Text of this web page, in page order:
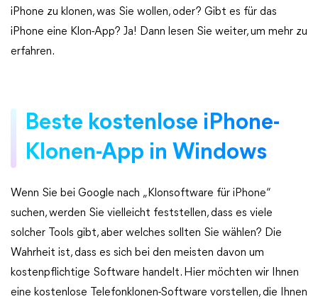
iPhone zu klonen, was Sie wollen, oder? Gibt es für das
iPhone eine Klon-App? Ja! Dann lesen Sie weiter, um mehr zu
erfahren.
Beste kostenlose iPhone-
Klonen-App in Windows
Wenn Sie bei Google nach „Klonsoftware für iPhone“
suchen, werden Sie vielleicht feststellen, dass es viele
solcher Tools gibt, aber welches sollten Sie wählen? Die
Wahrheit ist, dass es sich bei den meisten davon um
kostenpflichtige Software handelt. Hier möchten wir Ihnen
eine kostenlose Telefonklonen-Software vorstellen, die Ihnen